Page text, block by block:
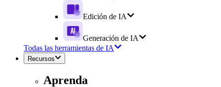
Edición de IA
Generación de IA
Todas las herramientas de IA
Recursos
Aprenda